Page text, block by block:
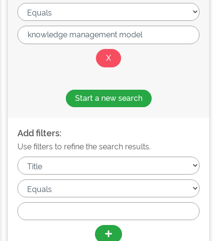
Start a new search
Add filters:
Use filters to refine the search results.